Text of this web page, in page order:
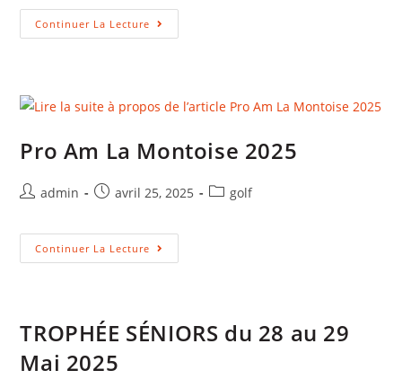
Continuer La Lecture
Pro Am La Montoise 2025
admin avril 25, 2025 golf
Continuer La Lecture
TROPHÉE SÉNIORS du 28 au 29
Mai 2025